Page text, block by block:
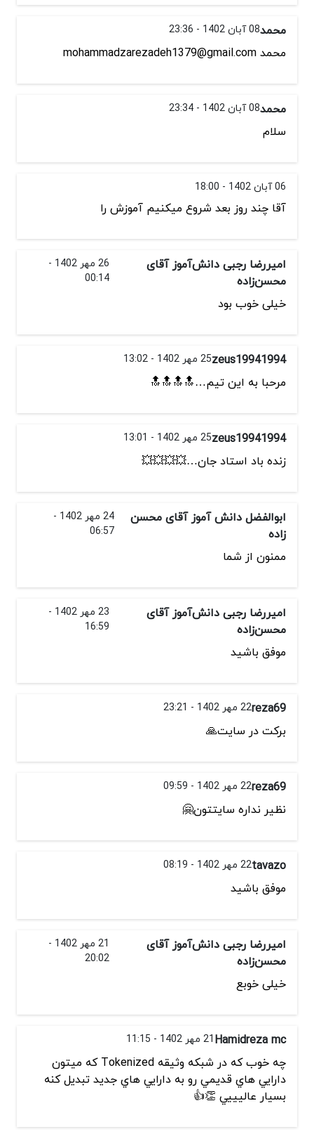
محمد08 آبان 1402 - 23:36
محمد mohammadzarezadeh1379@gmail.com
محمد08 آبان 1402 - 23:34
سلام
06 آبان 1402 - 18:00
آقا چند روز بعد شروع میکنیم آموزش را
امیررضا رجبی دانش‌آموز آقای
محسن‌زاده
26 مهر 1402 -
00:14
خیلی خوب بود
zeus1994199425 مهر 1402 - 13:02
مرحبا به این تیم…🔝🔝🔝🔝
zeus1994199425 مهر 1402 - 13:01
زنده باد استاد جان…💥💥💥💥
ابوالفضل دانش آموز آقای محسن
زاده
24 مهر 1402 -
06:57
ممنون از شما
امیررضا رجبی دانش‌آموز آقای
محسن‌زاده
23 مهر 1402 -
16:59
موفق باشید
reza6922 مهر 1402 - 23:21
برکت در سایت🙏
reza6922 مهر 1402 - 09:59
نظیر نداره سایتتون🤗
tavazo22 مهر 1402 - 08:19
موفق باشید
امیررضا رجبی دانش‌آموز آقای
محسن‌زاده
21 مهر 1402 -
20:02
خیلی خوبع
Hamidreza mc21 مهر 1402 - 11:15
چه خوب كه در شبکه وثیقه Tokenized كه ميتون
دارايي هاي قديمي رو به دارايي هاي جديد تبديل كنه
بسيار عاليييي 👏👍